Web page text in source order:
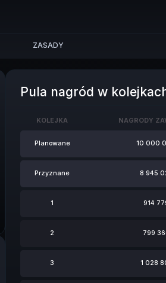
ZASADY
Pula nagród w
KOLEJKA NAGRODY
Planowane 10 000
Przyznane 8 945
1 914
2 799
3 1 028